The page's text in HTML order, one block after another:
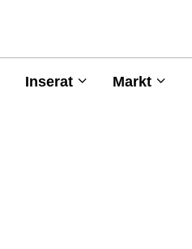
Inserat Markt